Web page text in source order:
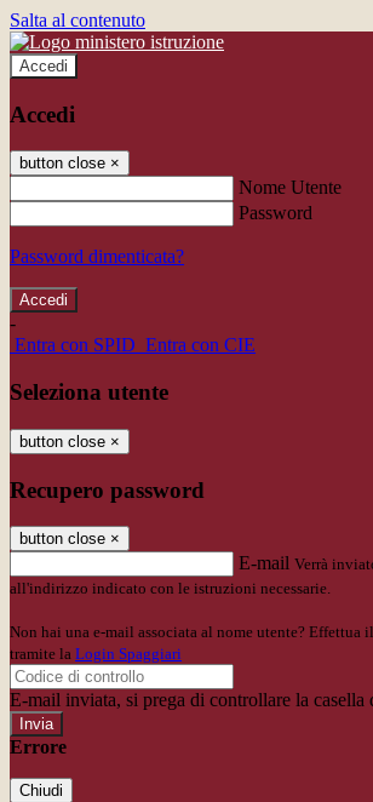
Salta al contenuto
Accedi
Accedi
button close ×
Nome Utente
Password
Password dimenticata?
-
Entra con SPID Entra con CIE
Seleziona utente
button close ×
Recupero password
button close ×
E-mail Verrà
all'indirizzo indicato con le istruzioni necessarie.
Non hai una e-mail associata al nome utente? Effettua
tramite la Login Spaggiari
E-mail inviata, si prega di controllare la casella
Errore
Chiudi